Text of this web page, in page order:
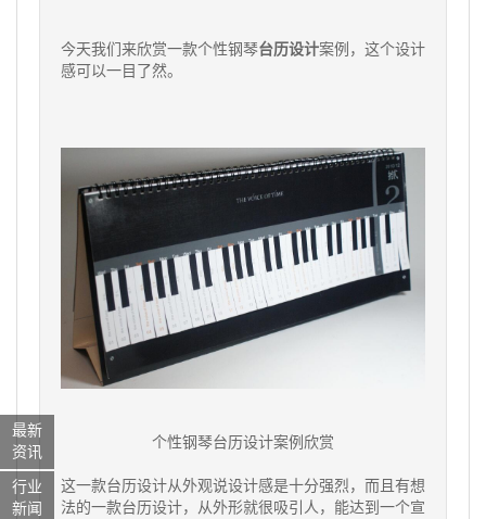
今天我们来欣赏一款个性钢琴台历设计案例，这个设计
感可以一目了然。
个性钢琴台历设计案例欣赏
这一款台历设计从外观说设计感是十分强烈，而且有想
法的一款台历设计，从外形就很吸引人，能达到一个宣
最新
资讯
行业
新闻